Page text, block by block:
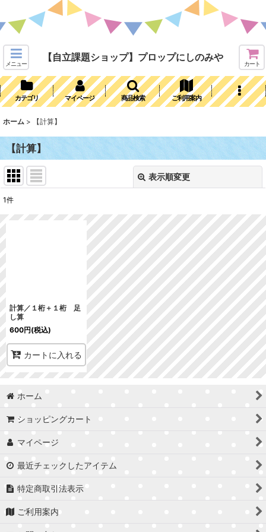
メニュー
【自立課題ショップ】プロップにしのみや
カート
カテゴリ マイページ 商品検索 ご利用案内
ホーム > 【計算】
【計算】
表示順変更
1件
計算／１桁＋１桁 足
し算
600円(税込)
カートに入れる
ホーム
ショッピングカート
マイページ
最近チェックしたアイテム
特定商取引法表示
ご利用案内